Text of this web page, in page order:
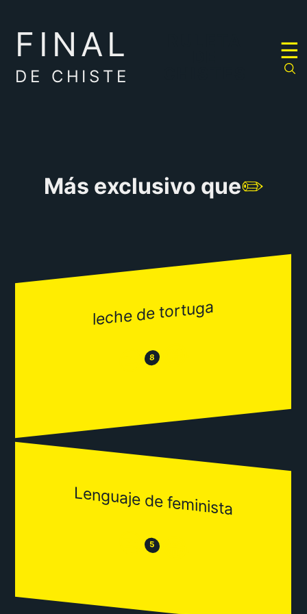
FINAL
DE CHISTE
☰
Más exclusivo que✏️
leche de tortuga
😒 8 😂
Lenguaje de feminista
😒 5 😂